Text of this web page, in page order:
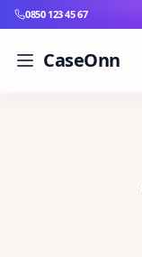
0850 123 45 67
CaseOnn